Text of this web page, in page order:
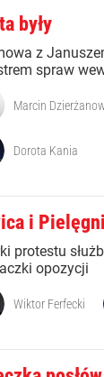
były
z
spraw
Marcin
Dorota Kania
i
protestu
opozycji
Wiktor Ferfecki